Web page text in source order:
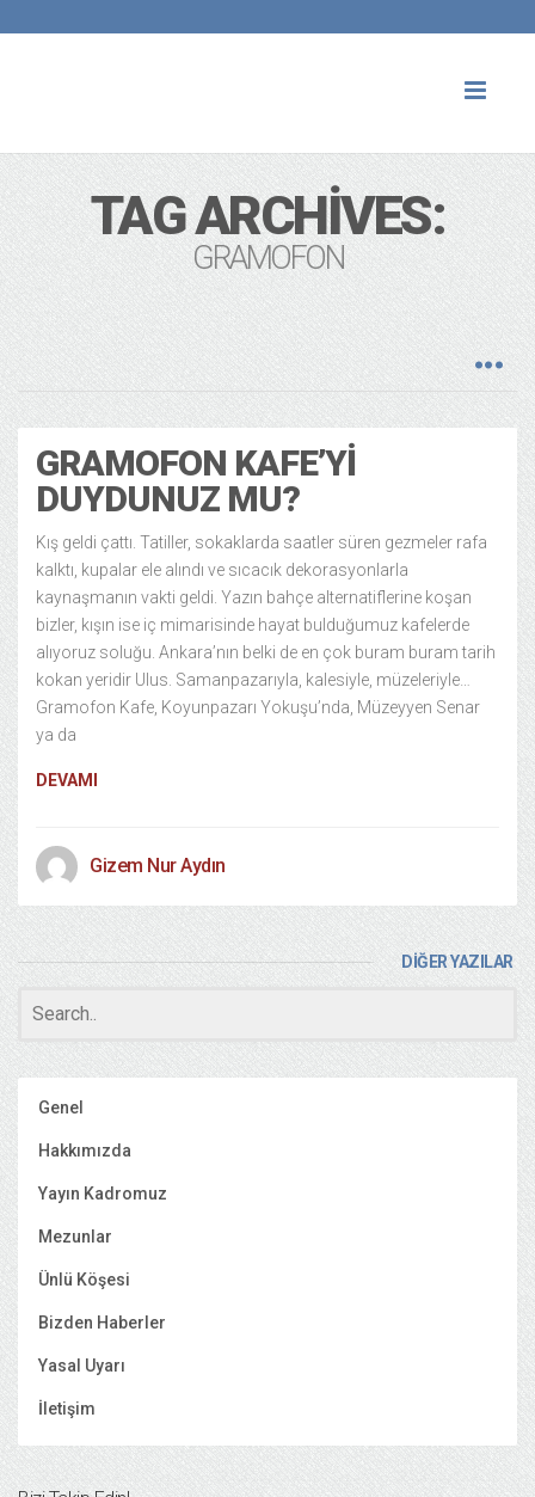
TAG ARCHIVES:
GRAMOFON
GRAMOFON KAFE’YI
DUYDUNUZ MU?
Kış geldi çattı. Tatiller, sokaklarda saatler süren gezmeler rafa
kalktı, kupalar ele alındı ve sıcacık dekorasyonlarla
kaynaşmanın vakti geldi. Yazın bahçe alternatiflerine koşan
bizler, kışın ise iç mimarisinde hayat bulduğumuz kafelerde
alıyoruz soluğu. Ankara’nın belki de en çok buram buram tarih
kokan yeridir Ulus. Samanpazarıyla, kalesiyle, müzeleriyle…
Gramofon Kafe, Koyunpazarı Yokuşu’nda, Müzeyyen Senar
ya da
DEVAMI
Gizem Nur Aydın
DİĞER YAZILAR
Genel
Hakkımızda
Yayın Kadromuz
Mezunlar
Ünlü Köşesi
Bizden Haberler
Yasal Uyarı
İletişim